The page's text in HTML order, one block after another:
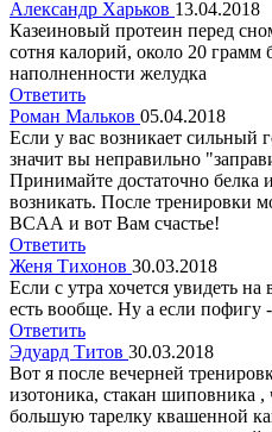
Александр Харьков 13.04.2018
Казеиновый протеин перед
сотня калорий, около 20
наполненности желудка
Ответить
Роман Мальков 05.04.2018
Если у вас возникает сильный
значит вы неправильно
Принимайте достаточно белка
возникать. После тренировки
BCAА и вот Вам счастье!
Ответить
Женя Тихонов 30.03.2018
Если с утра хочется увидеть
есть вообще. Ну а если пофигу
Ответить
Эдуард Титов 30.03.2018
Вот я после вечерней
изотоника, стакан шиповника
большую тарелку квашенной